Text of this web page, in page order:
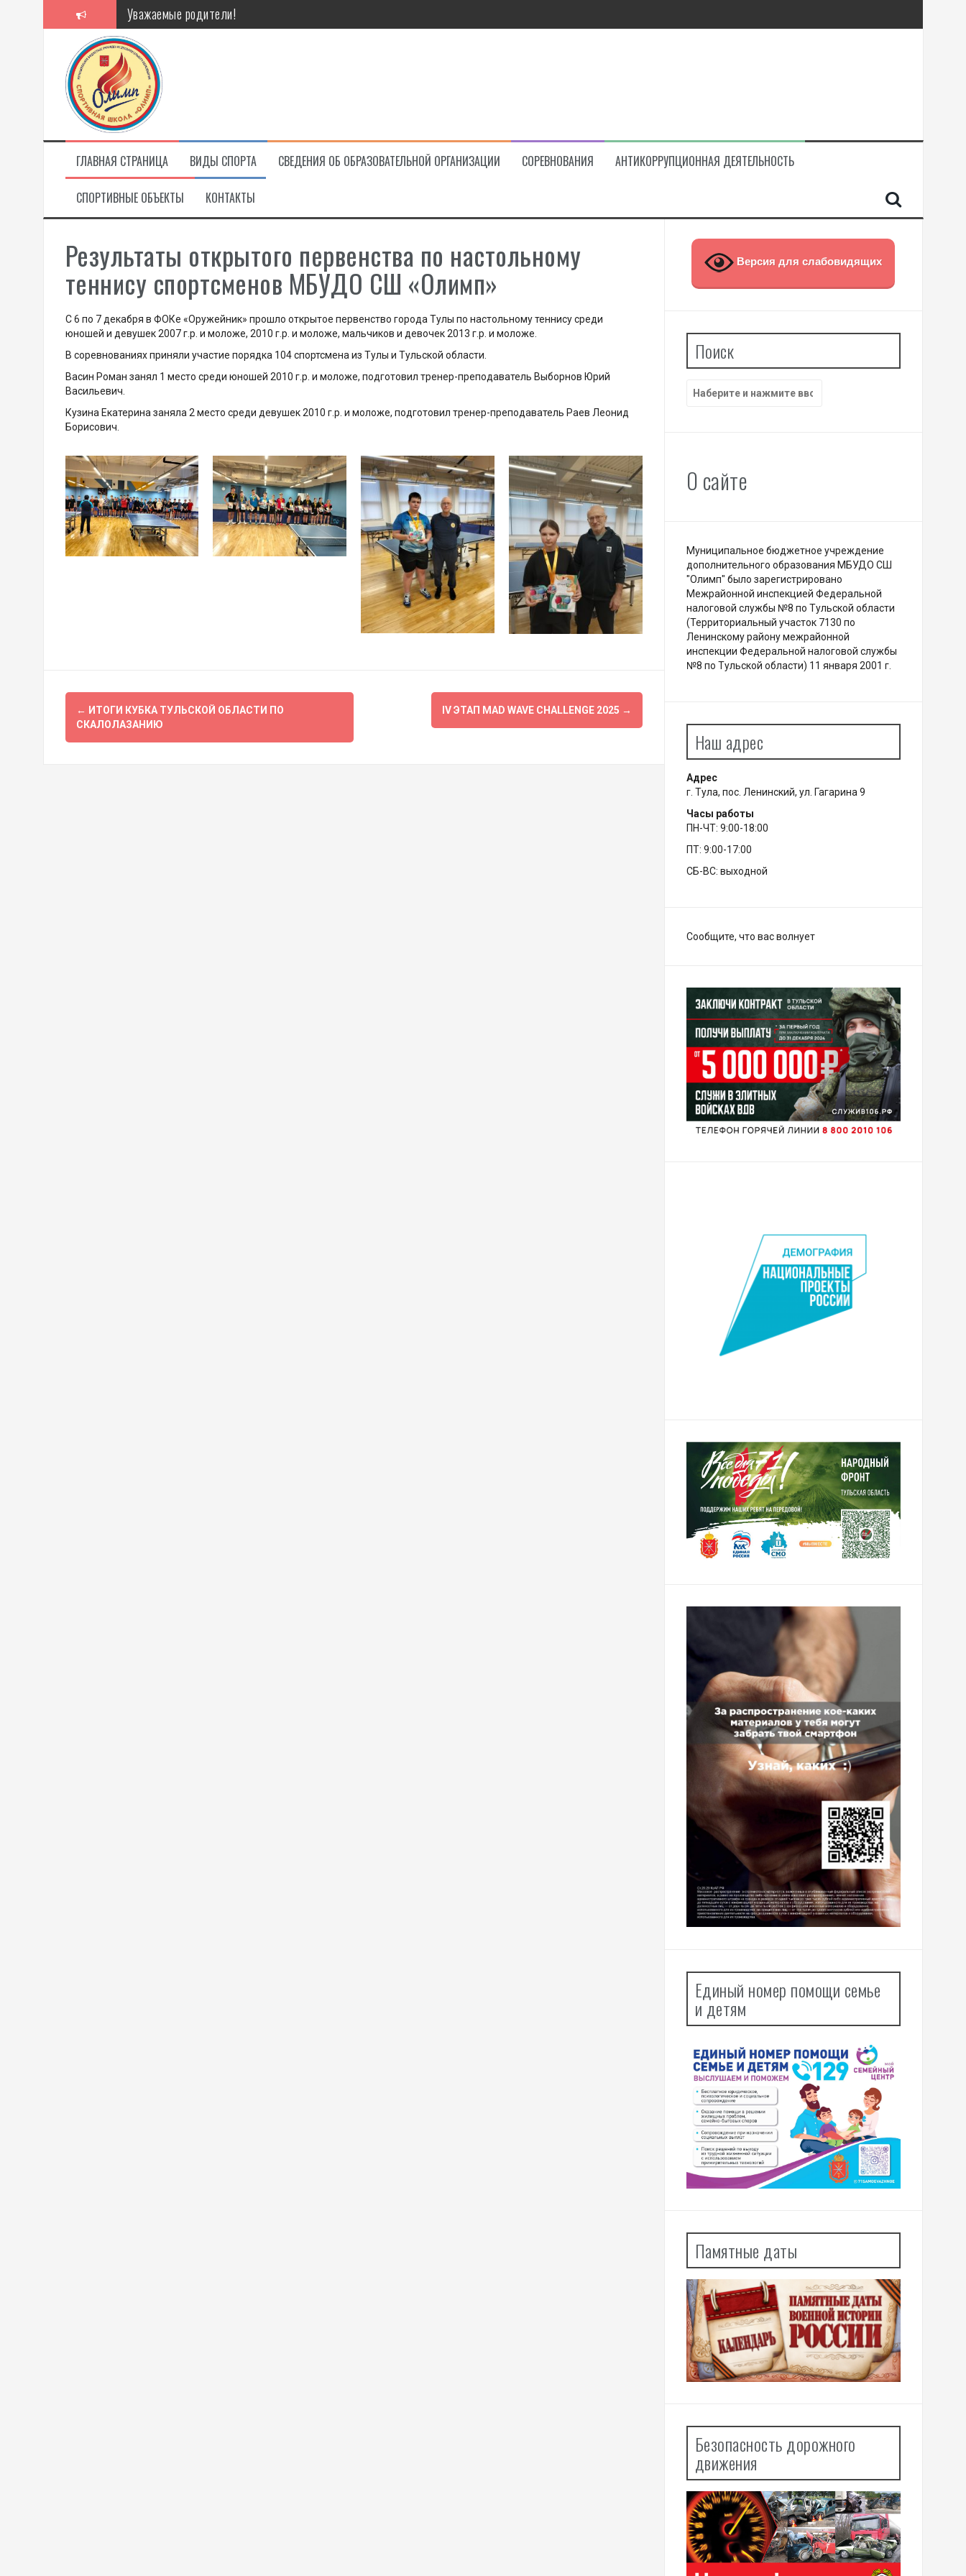
Уважаемые родители!
Алкоголь — путь в никуда
Решение спора без суда
Проголосуй за объекты благоустройства!
ГЛАВНАЯ СТРАНИЦА ВИДЫ СПОРТА СВЕДЕНИЯ ОБ ОБРАЗОВАТЕЛЬНОЙ ОРГАНИЗАЦИИ СОРЕВНОВАНИЯ АНТИКОРРУПЦИОННАЯ ДЕЯТЕЛЬНОСТЬ
СПОРТИВНЫЕ ОБЪЕКТЫ КОНТАКТЫ
Результаты открытого первенства по настольному
теннису спортсменов МБУДО СШ «Олимп»
С 6 по 7 декабря в ФОКе «Оружейник» прошло открытое первенство города Тулы по настольному теннису среди
юношей и девушек 2007 г.р. и моложе, 2010 г.р. и моложе, мальчиков и девочек 2013 г.р. и моложе.
В соревнованиях приняли участие порядка 104 спортсмена из Тулы и Тульской области.
Васин Роман занял 1 место среди юношей 2010 г.р. и моложе, подготовил тренер-преподаватель Выборнов Юрий
Васильевич.
Кузина Екатерина заняла 2 место среди девушек 2010 г.р. и моложе, подготовил тренер-преподаватель Раев Леонид
Борисович.
Навигация
по
← ИТОГИ КУБКА ТУЛЬСКОЙ ОБЛАСТИ ПО
СКАЛОЛАЗАНИЮ
IV ЭТАП MAD WAVE CHALLENGE 2025 →
Версия для слабовидящих
Поиск
Найти:
О сайте
Муниципальное бюджетное учреждение
дополнительного образования МБУДО СШ
"Олимп" было зарегистрировано
Межрайонной инспекцией Федеральной
налоговой службы №8 по Тульской области
(Территориальный участок 7130 по
Ленинскому району межрайонной
инспекции Федеральной налоговой службы
№8 по Тульской области) 11 января 2001 г.
Наш адрес
Адрес
г. Тула, пос. Ленинский, ул. Гагарина 9
Часы работы
ПН-ЧТ: 9:00-18:00
ПТ: 9:00-17:00
СБ-ВС: выходной
Сообщите, что вас волнует
Единый номер помощи семье
и детям
Памятные даты
Безопасность дорожного
движения